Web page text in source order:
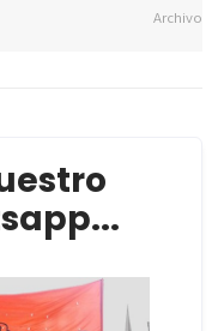
Archivo